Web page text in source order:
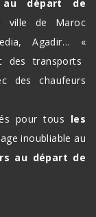
départ de
ville de Maroc
Agadir… «
des transports
des chaufeurs
pour tous les
inoubliable au
au départ de